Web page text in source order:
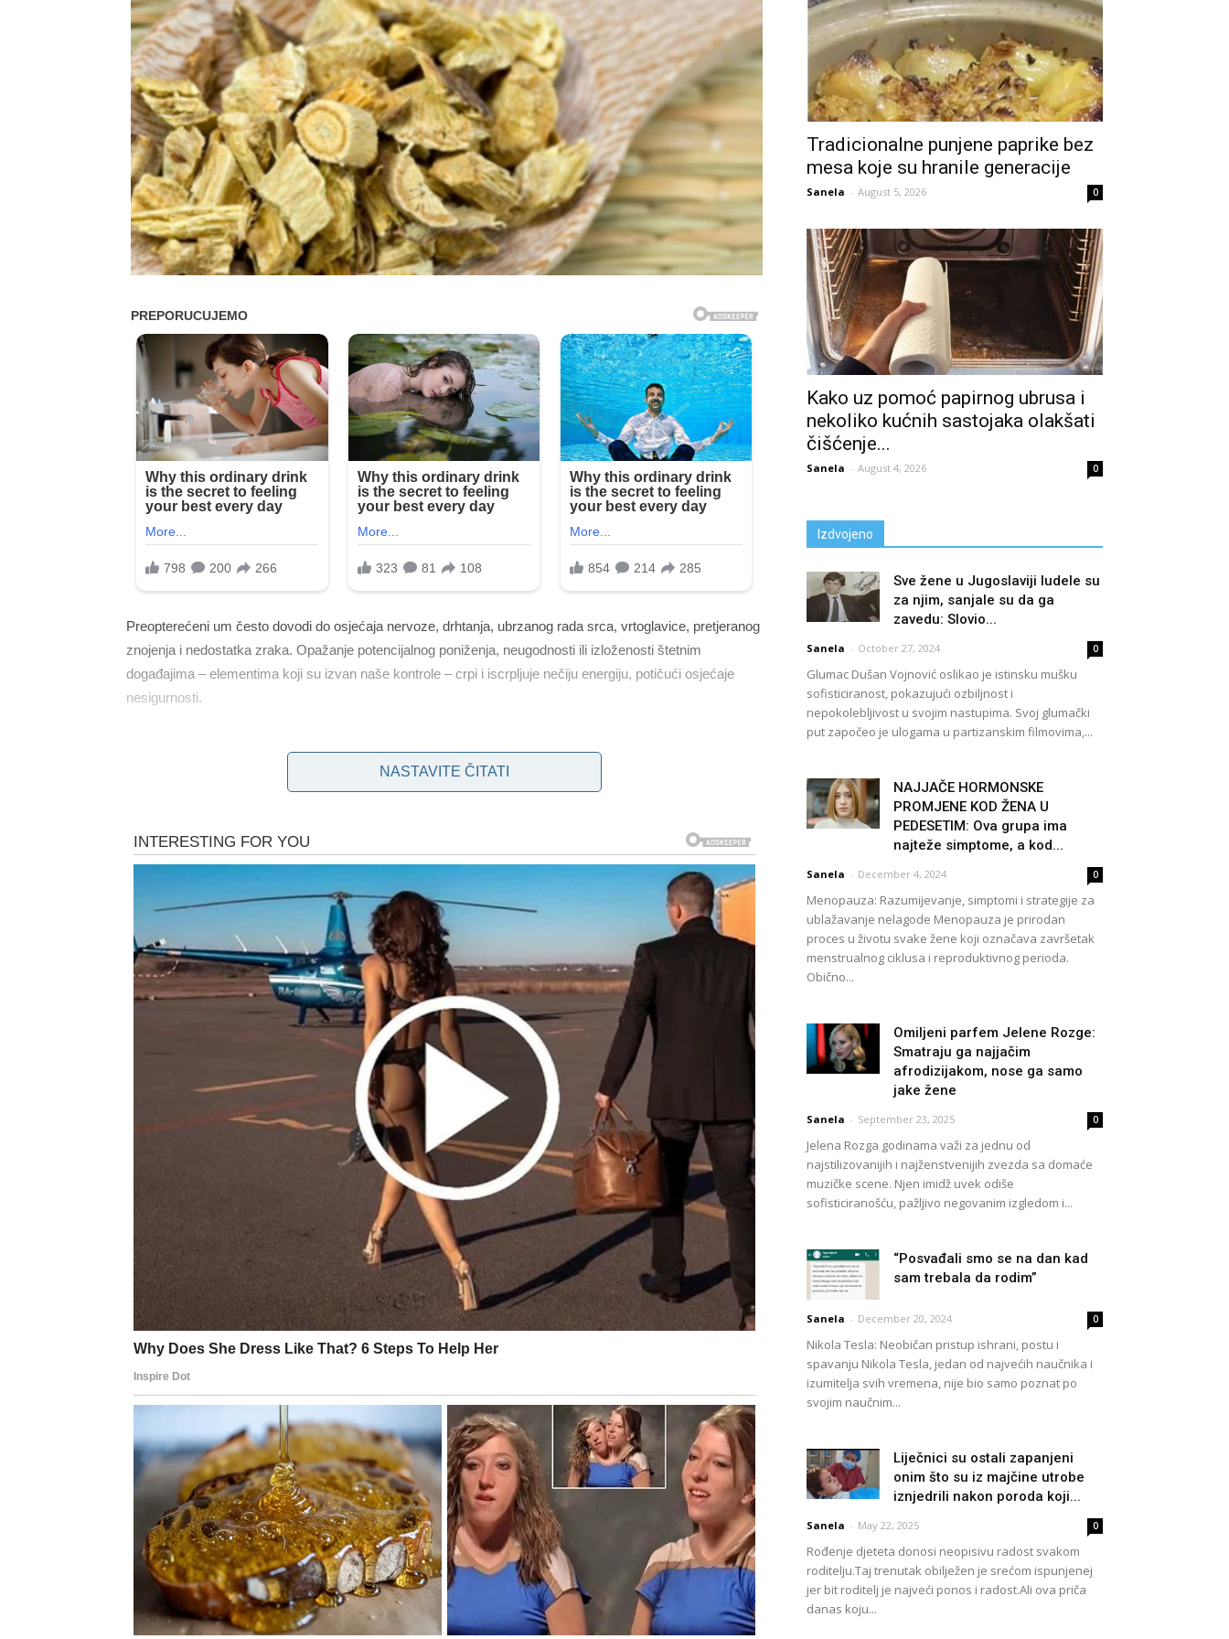
Preopterećeni um često dovodi do osjećaja nervoze, drhtanja, ubrzanog rada srca, vrtoglavice, pretjeranog
znojenja i nedostatka zraka. Opažanje potencijalnog poniženja, neugodnosti ili izloženosti štetnim
događajima – elementima koji su izvan naše kontrole – crpi i iscrpljuje nečiju energiju, potičući osjećaje
nesigurnosti.
kao što je stalno provjeravanje jesu li vrata zaključana, plinski uređaji isključeni ili svjetla ugašena. S
vremenom te tjeskobe mogu kulminirati u stanje obilježeno depresijom i negativnošću, pri čemu tjeskoba
kuće. Iako se može činiti nemogućim pobjeći iz ovog štetnog kruga, priroda nudi izlaz.
NASTAVITE ČITATI
Tradicionalne punjene paprike bez
mesa koje su hranile generacije
Sanela - August 5, 2026 0
Kako uz pomoć papirnog ubrusa i
nekoliko kućnih sastojaka olakšati
čišćenje...
Sanela - August 4, 2026 0
Izdvojeno
Sve žene u Jugoslaviji ludele su
za njim, sanjale su da ga
zavedu: Slovio...
Sanela - October 27, 2024 0
Glumac Dušan Vojnović oslikao je istinsku mušku
sofisticiranost, pokazujući ozbiljnost i
nepokolebljivost u svojim nastupima. Svoj glumački
put započeo je ulogama u partizanskim filmovima,...
NAJJAČE HORMONSKE
PROMJENE KOD ŽENA U
PEDESETIM: Ova grupa ima
najteže simptome, a kod...
Sanela - December 4, 2024 0
Menopauza: Razumijevanje, simptomi i strategije za
ublažavanje nelagode Menopauza je prirodan
proces u životu svake žene koji označava završetak
menstrualnog ciklusa i reproduktivnog perioda.
Obično...
Omiljeni parfem Jelene Rozge:
Smatraju ga najjačim
afrodizijakom, nose ga samo
jake žene
Sanela - September 23, 2025 0
Jelena Rozga godinama važi za jednu od
najstilizovanijih i najženstvenijih zvezda sa domaće
muzičke scene. Njen imidž uvek odiše
sofisticiranošću, pažljivo negovanim izgledom i...
“Posvađali smo se na dan kad
sam trebala da rodim”
Sanela - December 20, 2024 0
Nikola Tesla: Neobičan pristup ishrani, postu i
spavanju Nikola Tesla, jedan od najvećih naučnika i
izumitelja svih vremena, nije bio samo poznat po
svojim naučnim...
Liječnici su ostali zapanjeni
onim što su iz majčine utrobe
iznjedrili nakon poroda koji...
Sanela - May 22, 2025 0
Rođenje djeteta donosi neopisivu radost svakom
roditelju.Taj trenutak obilježen je srećom ispunjenej
jer bit roditelj je najveći ponos i radost.Ali ova priča
danas koju...